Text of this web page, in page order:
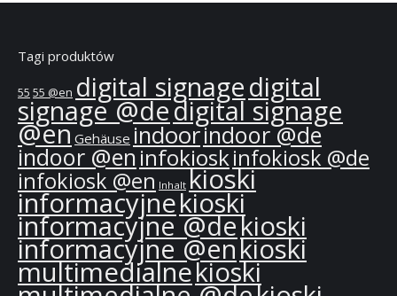
Tagi produktów
55 55 @en digital signagedigital
signage @dedigital signage
@enGehäuse indoorindoor @de
indoor @eninfokioskinfokiosk @de
infokiosk @en Inhalt kioski
informacyjnekioski
informacyjne @dekioski
informacyjne @enkioski
multimedialnekioski